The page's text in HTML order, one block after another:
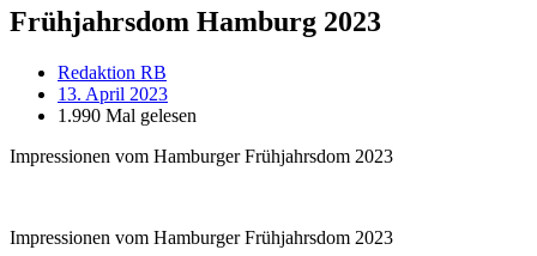
Frühjahrsdom Hamburg 2023
Redaktion RB
13. April 2023
1.990 Mal gelesen
Impressionen vom Hamburger Frühjahrsdom 2023
Impressionen vom Hamburger Frühjahrsdom 2023